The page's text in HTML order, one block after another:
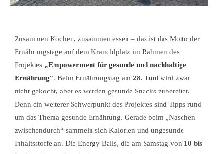
Zusammen Kochen, zusammen essen – das ist das Motto der
Ernährungstage auf dem Kranoldplatz im Rahmen des
Projektes „Empowerment für gesunde und nachhaltige
Ernährung“. Beim Ernährungstag am 28. Juni wird zwar
nicht gekocht, aber es werden gesunde Snacks zubereitet.
Denn ein weiterer Schwerpunkt des Projektes sind Tipps rund
um das Thema gesunde Ernährung. Gerade beim „Naschen
zwischendurch“ sammeln sich Kalorien und ungesunde
Inhaltsstoffe an. Die Energy Balls, die am Samstag von 10 bis